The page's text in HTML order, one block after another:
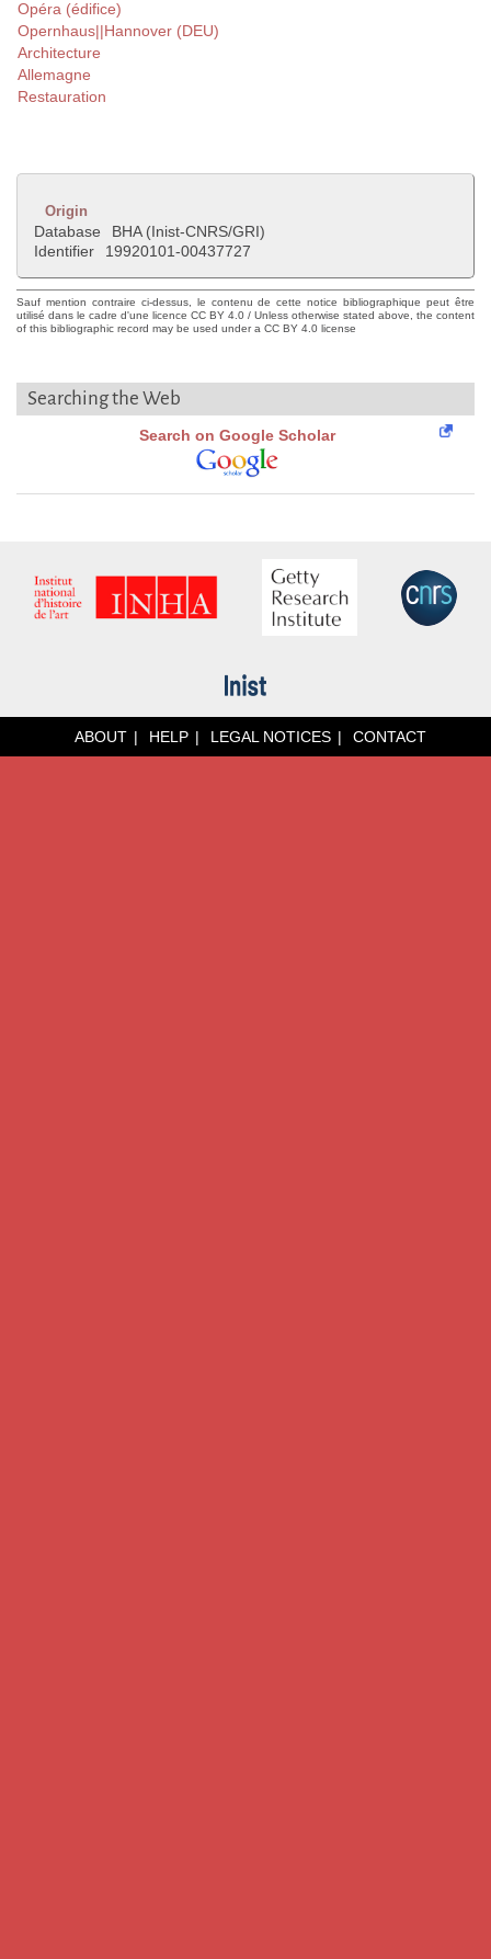
Opéra (édifice)
Opernhaus||Hannover (DEU)
Architecture
Allemagne
Restauration
Origin
Database
BHA (Inist-CNRS/GRI)
Identifier
19920101-00437727
Sauf mention contraire ci-dessus, le contenu de cette notice bibliographique peut être
utilisé dans le cadre d'une licence CC BY 4.0 / Unless otherwise stated above, the content
of this bibliographic record may be used under a CC BY 4.0 license
Searching the Web
Search on Google Scholar
ABOUT HELP LEGAL NOTICES CONTACT